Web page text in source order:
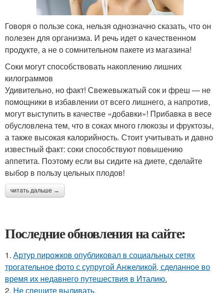
Говоря о пользе сока, нельзя однозначно сказать, что он
полезен для организма. И речь идет о качественном
продукте, а не о сомнительном пакете из магазина!
Соки могут способствовать накоплению лишних
килограммов
Удивительно, но факт! Свежевыжатый сок и фреш — не
помощники в избавлении от всего лишнего, а напротив,
могут выступить в качестве «добавки»! Прибавка в весе
обусловлена тем, что в соках много глюкозы и фруктозы,
а также высокая калорийность. Стоит учитывать и давно
известный факт: соки способствуют повышению
аппетита. Поэтому если вы сидите на диете, сделайте
выбор в пользу цельных плодов!
читать дальше →
Последние обновления на сайте:
1. Артур пирожков опубликовал в социальных сетях
трогательное фото с супругой Анжеликой, сделанное во
время их недавнего путешествия в Италию.
2. Не спешите выливать.